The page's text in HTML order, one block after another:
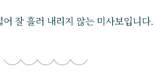
잘 흘러 내리지 않는 미사보입니다.